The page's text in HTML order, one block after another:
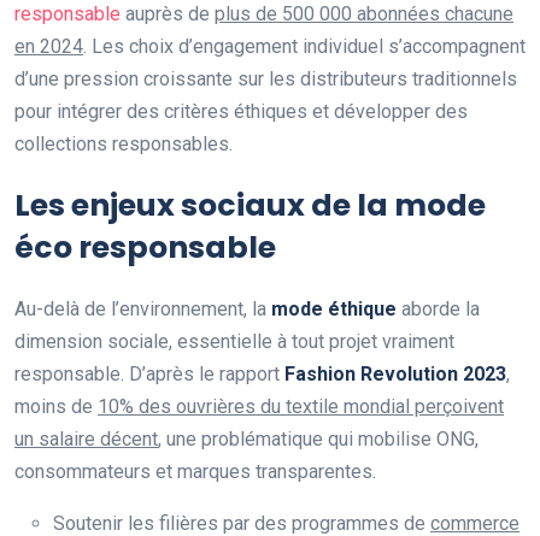
responsable auprès de plus de 500 000 abonnées chacune
en 2024 . Les choix d’engagement individuel s’accompagnent
d’une pression croissante sur les distributeurs traditionnels
pour intégrer des critères éthiques et développer des
collections responsables.
Les enjeux sociaux de la mode
éco responsable
Au-delà de l’environnement, la mode éthique aborde la
dimension sociale, essentielle à tout projet vraiment
responsable. D’après le rapport Fashion Revolution 2023,
moins de 10% des ouvrières du textile mondial perçoivent
un salaire décent, une problématique qui mobilise ONG,
consommateurs et marques transparentes.
Soutenir les filières par des programmes de commerce